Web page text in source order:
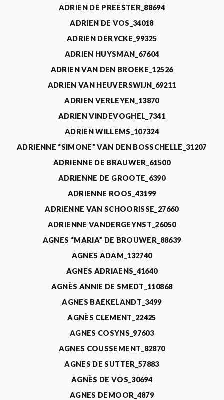
ADRIEN DE PREESTER_88694
ADRIEN DE VOS_34018
ADRIEN DERYCKE_99325
ADRIEN HUYSMAN_67604
ADRIEN VAN DEN BROEKE_12526
ADRIEN VAN HEUVERSWIJN_69211
ADRIEN VERLEYEN_13870
ADRIEN VINDEVOGHEL_7341
ADRIEN WILLEMS_107324
ADRIENNE “SIMONE” VAN DEN BOSSCHELLE_31207
ADRIENNE DE BRAUWER_61500
ADRIENNE DE GROOTE_6390
ADRIENNE ROOS_43199
ADRIENNE VAN SCHOORISSE_27660
ADRIENNE VANDERGEYNST_26050
AGNES “MARIA” DE BROUWER_88639
AGNES ADAM_132740
AGNES ADRIAENS_41640
AGNÈS ANNIE DE SMEDT_110868
AGNES BAEKELANDT_3499
AGNÈS CLEMENT_22425
AGNES COSYNS_97603
AGNES COUSSEMENT_82870
AGNES DE SUTTER_57883
AGNÈS DE VOS_30694
AGNES DEMOOR_4879